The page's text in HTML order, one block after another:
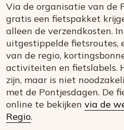
Via de organisatie van de
gratis een fietspakket
alleen de verzendkosten.
uitgestippelde fietsroutes,
van de regio,
activiteiten en fietslabels.
zijn, maar is niet
met de Pontjesdagen. De
online te bekijken via de
Regio.